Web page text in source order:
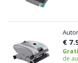
€
de